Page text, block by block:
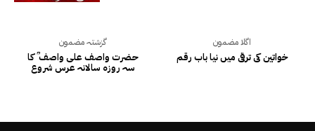
گزشتہ مضمون
حضرت واصف علی واصف ؒ کا
سہ روزہ سالانہ عرس شروع
اگلا مضمون
خواتین کی ترقی میں نیا باب رقم